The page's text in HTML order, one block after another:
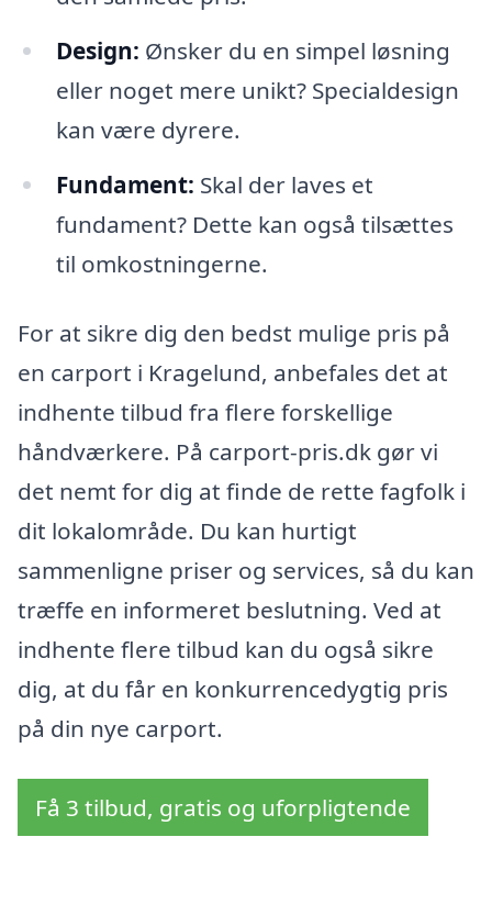
Design: Ønsker du en simpel løsning
eller noget mere unikt? Specialdesign
kan være dyrere.
Fundament: Skal der laves et
fundament? Dette kan også tilsættes
til omkostningerne.
For at sikre dig den bedst mulige pris på
en carport i Kragelund, anbefales det at
indhente tilbud fra flere forskellige
håndværkere. På carport-pris.dk gør vi
det nemt for dig at finde de rette fagfolk i
dit lokalområde. Du kan hurtigt
sammenligne priser og services, så du kan
træffe en informeret beslutning. Ved at
indhente flere tilbud kan du også sikre
dig, at du får en konkurrencedygtig pris
på din nye carport.
Få 3 tilbud, gratis og uforpligtende